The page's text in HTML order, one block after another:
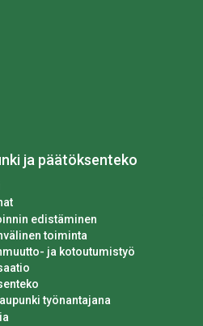
ja päätöksenteko
edistäminen
toiminta
ja kotoutumistyö
työnantajana